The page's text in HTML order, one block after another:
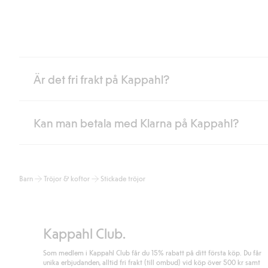
Är det fri frakt på Kappahl?
Är du medlem i Kappahl Club har du alltid gratis frakt till butik
Läs mer
Kan man betala med Klarna på Kappahl?
klicka på "Slutför köp" godkänner du Kappahls allmänna villkor.
Barn Tröjor & koftor Stickade tröjor
Kappahl Club.
Som medlem i Kappahl Club får du 15% rabatt på ditt första köp. Du får
unika erbjudanden, alltid fri frakt (till ombud) vid köp över 500 kr samt